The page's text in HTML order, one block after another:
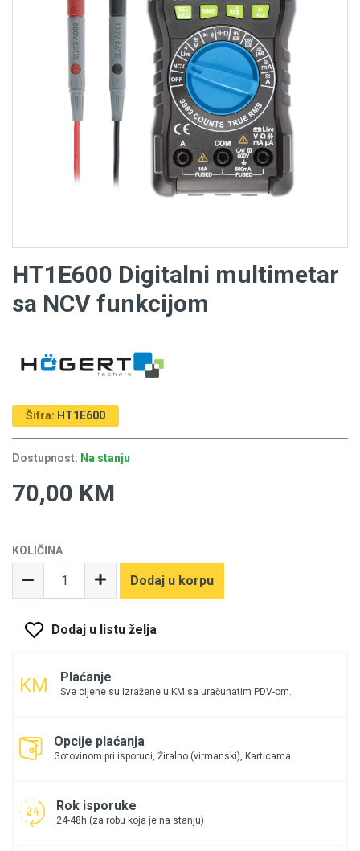
HT1E600 Digitalni multimetar
sa NCV funkcijom
Šifra: HT1E600
Dostupnost: Na stanju
70,00 KM
KOLIČINA
Dodaj u korpu
Dodaj u listu želja
Plaćanje
Sve cijene su izražene u KM sa uračunatim PDV-om.
Opcije plaćanja
Gotovinom pri isporuci, Žiralno (virmanski), Karticama
Rok isporuke
24-48h (za robu koja je na stanju)